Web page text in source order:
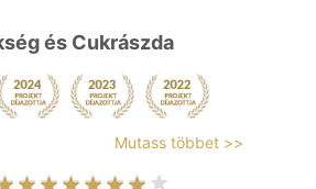
és Cukrászda
Mutass többet >>